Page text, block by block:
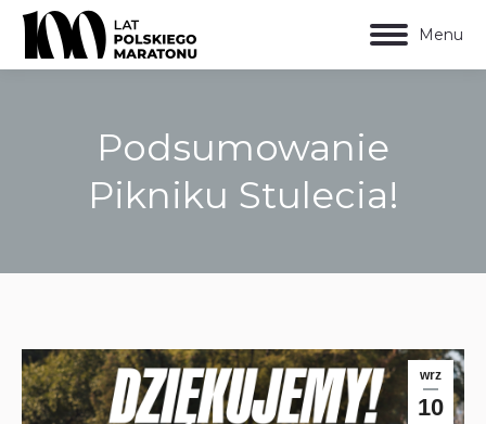
Menu
Podsumowanie
Pikniku Stulecia!
wrz
10